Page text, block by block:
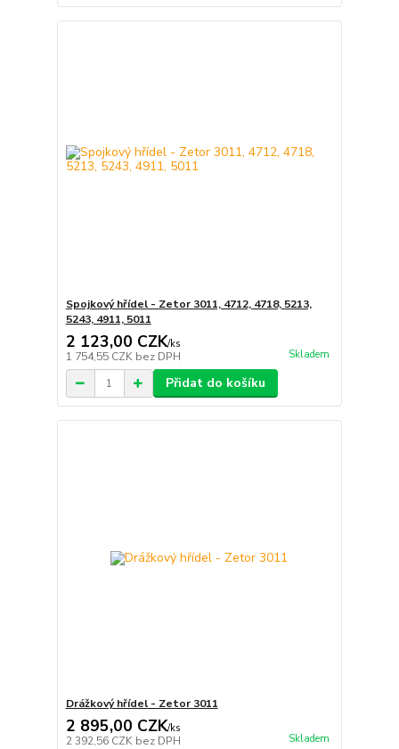
Spojkový hřídel - Zetor 3011, 4712, 4718, 5213,
5243, 4911, 5011
2 123,00 CZK/ks
1 754,55 CZK bez DPH Skladem
Přidat do košíku
Drážkový hřídel - Zetor 3011
2 895,00 CZK/ks
2 392,56 CZK bez DPH Skladem